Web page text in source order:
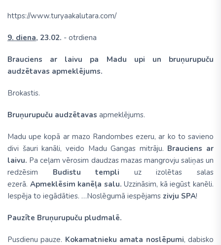
https://www.turyaakalutara.com/
9. diena, 23.02. - otrdiena
Brauciens ar laivu pa Madu upi un bruņurupuču
audzētavas apmeklējums.
Brokastis.
Bruņurupuču audzētavas apmeklējums.
Madu upe kopā ar mazo Randombes ezeru, ar ko to savieno
divi šauri kanāli, veido Madu Gangas mitrāju. Brauciens ar
laivu. Pa ceļam vērosim daudzas mazas mangrovju saliņas un
redzēsim
Budistu templi
uz izolētas salas
ezerā. Apmeklēsim kanēļa salu. Uzzināsim, kā iegūst kanēli.
Iespēja to iegādāties. …Noslēgumā iespējams zivju SPA!
Pauzīte Bruņurupuču pludmalē.
Pusdienu pauze. Kokamatnieku amata noslēpumi, dabisko